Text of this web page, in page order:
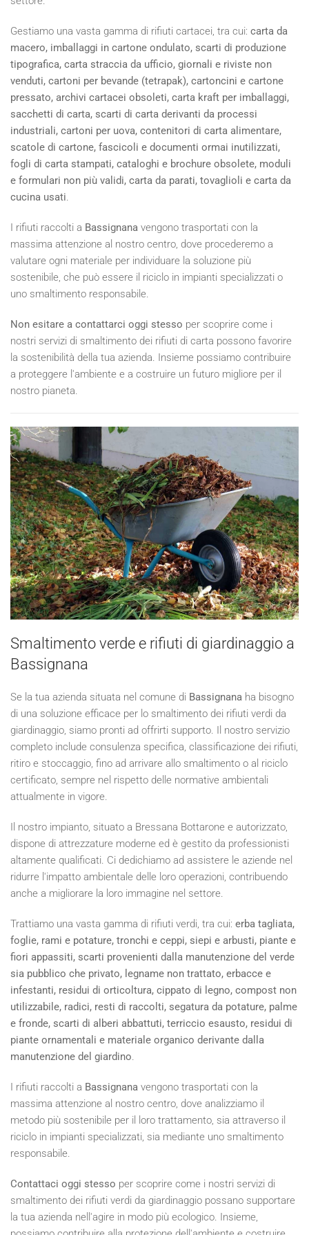
Gestiamo una vasta gamma di rifiuti cartacei, tra cui: carta da
macero, imballaggi in cartone ondulato, scarti di produzione
tipografica, carta straccia da ufficio, giornali e riviste non
venduti, cartoni per bevande (tetrapak), cartoncini e cartone
pressato, archivi cartacei obsoleti, carta kraft per imballaggi,
sacchetti di carta, scarti di carta derivanti da processi
industriali, cartoni per uova, contenitori di carta alimentare,
scatole di cartone, fascicoli e documenti ormai inutilizzati,
fogli di carta stampati, cataloghi e brochure obsolete, moduli
e formulari non più validi, carta da parati, tovaglioli e carta da
cucina usati.
I rifiuti raccolti a Bassignana vengono trasportati con la
massima attenzione al nostro centro, dove procederemo a
valutare ogni materiale per individuare la soluzione più
sostenibile, che può essere il riciclo in impianti specializzati o
uno smaltimento responsabile.
Non esitare a contattarci oggi stesso per scoprire come i
nostri servizi di smaltimento dei rifiuti di carta possono favorire
la sostenibilità della tua azienda. Insieme possiamo contribuire
a proteggere l'ambiente e a costruire un futuro migliore per il
nostro pianeta.
Smaltimento verde e rifiuti di giardinaggio a
Bassignana
Se la tua azienda situata nel comune di Bassignana ha bisogno
di una soluzione efficace per lo smaltimento dei rifiuti verdi da
giardinaggio, siamo pronti ad offrirti supporto. Il nostro servizio
completo include consulenza specifica, classificazione dei rifiuti,
ritiro e stoccaggio, fino ad arrivare allo smaltimento o al riciclo
certificato, sempre nel rispetto delle normative ambientali
attualmente in vigore.
Il nostro impianto, situato a Bressana Bottarone e autorizzato,
dispone di attrezzature moderne ed è gestito da professionisti
altamente qualificati. Ci dedichiamo ad assistere le aziende nel
ridurre l'impatto ambientale delle loro operazioni, contribuendo
anche a migliorare la loro immagine nel settore.
Trattiamo una vasta gamma di rifiuti verdi, tra cui: erba tagliata,
foglie, rami e potature, tronchi e ceppi, siepi e arbusti, piante e
fiori appassiti, scarti provenienti dalla manutenzione del verde
sia pubblico che privato, legname non trattato, erbacce e
infestanti, residui di orticoltura, cippato di legno, compost non
utilizzabile, radici, resti di raccolti, segatura da potature, palme
e fronde, scarti di alberi abbattuti, terriccio esausto, residui di
piante ornamentali e materiale organico derivante dalla
manutenzione del giardino.
I rifiuti raccolti a Bassignana vengono trasportati con la
massima attenzione al nostro centro, dove analizziamo il
metodo più sostenibile per il loro trattamento, sia attraverso il
riciclo in impianti specializzati, sia mediante uno smaltimento
responsabile.
Contattaci oggi stesso per scoprire come i nostri servizi di
smaltimento dei rifiuti verdi da giardinaggio possano supportare
la tua azienda nell'agire in modo più ecologico. Insieme,